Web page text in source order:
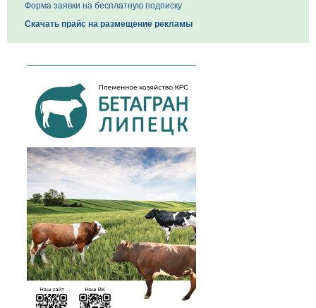
Форма заявки на бесплатную подписку
Скачать прайс на размещение рекламы